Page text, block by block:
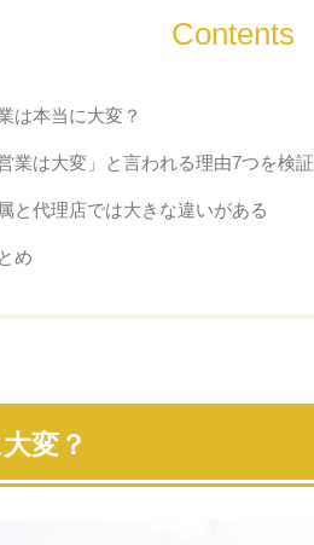
Contents
は本当に大変？
営業は大変」と言われる理由7つを検証
と代理店では大きな違いがある
め
変？